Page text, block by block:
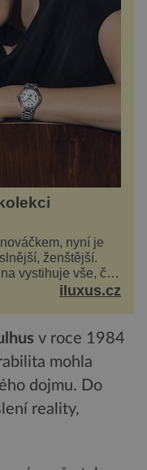
nyní je
ženštější.
vystihuje vše, čím
i před stoiluxus.cz
v roce 1984
mohla
dojmu. Do
reality,